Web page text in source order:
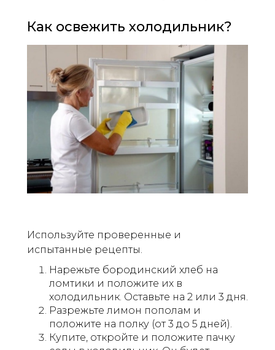
Как освежить холодильник?
Используйте проверенные и
испытанные рецепты.
Нарежьте бородинский хлеб на
ломтики и положите их в
холодильник. Оставьте на 2 или 3 дня.
Разрежьте лимон пополам и
положите на полку (от 3 до 5 дней).
Купите, откройте и положите пачку